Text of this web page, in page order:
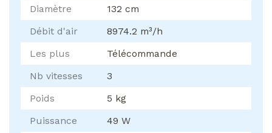
Diamètre
132 cm
Débit d'air
8974.2 m³/h
Les plus
Télécommande
Nb vitesses
3
Poids
5 kg
Puissance
49 W